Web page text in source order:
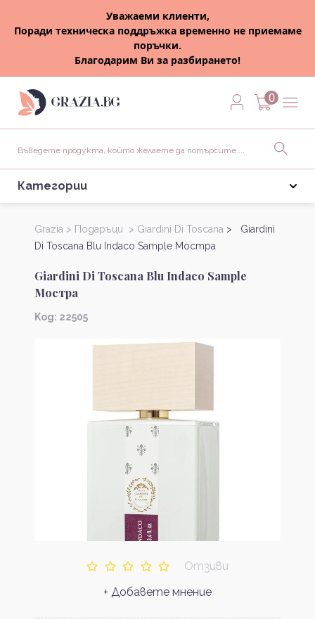
Уважаеми клиенти,
Поради техническа поддръжка временно не приемаме
поръчки.
Благодарим Ви за разбирането!
0
Категории
Grazia > Подаръци > Giardini Di Toscana > Giardini
Di Toscana Blu Indaco Sample Мостра
Giardini Di Toscana Blu Indaco Sample
Мостра
Kод: 22505
Отзиви
+ Добавете мнение